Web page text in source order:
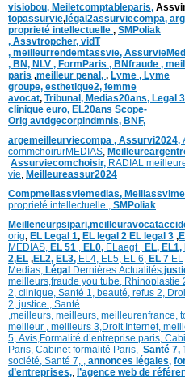
visiobou, Meiletcomptableparis,
topassurvie,légal2assurviecompa,
proprieté intellectuelle , SMPoliak
, Assvtropcher, vidT
, meilleurrendemtassvie,
, BN, NLV , FormParis , BNfraude ,
paris ,meilleur penal, , Lyme , Lyme
groupe, esthetique2, femme
avocat, Tribunal, Medias20ans, Legal 3
clinique euro, EL20ans Scope-
Orig avtdgecorpindmnis, BNF,
argemeilleurviecompa , Assurvi2024,
commchoirurMEDIAS,
Assurviecomchoisir, RADIAL
vie, Meilleureassur2024
Compmeilassviemedias,
proprieté intellectuelle , SMPoliak
Meilleneurpsipari,
orig, EL Legal 1, EL legal 2 EL legal 3 ,
MEDIAS, EL 51 , EL0, ELaegt , EL, EL1,
2,EL ,EL2, EL3, EL4, EL5, EL 6, EL 7 EL
Medias, Légal Dernières Actualités,
meilleurs,fraude you tube, Rhinoplastie
2, clinique, Santé 1, beauté, refus 2,
2, justice , Santé
,meilleurs, meilleurs, meilleurenfrance,
meilleur , meilleurs 3,Droit Internet,
5, Avis,Formalité d’entreprise paris,
Paris, Cabinet formalité Paris, Santé 7,
société, Santé 7, , annonces légales,
d’entreprises,, l’agence web de